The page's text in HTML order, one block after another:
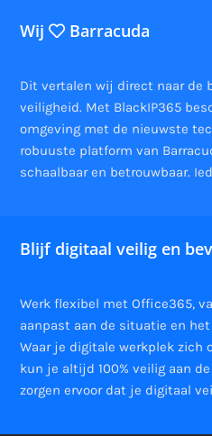
Wij Barracuda
Dit vertalen wij direct naar de
veiligheid. Met BlackIP365
omgeving met de nieuwste
robuuste platform van
schaalbaar en betrouwbaar.
Blijf digitaal veilig en
Werk flexibel met Office365,
aanpast aan de situatie en
Waar je digitale werkplek zich
kun je altijd 100% veilig aan
zorgen ervoor dat je digitaal